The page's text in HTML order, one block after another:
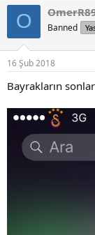
n
s
O Banned
16 Şub 2018
Bayrakların